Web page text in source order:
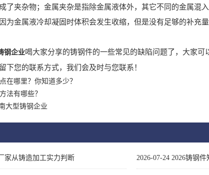
了夹杂物；金属夹杂是指除金属液体外，其它不同的金属混
为金属液冷却凝固时体积会发生收缩，但是没有足够的补充
钢企业喝大家分享的铸钢件的一些常见的缺陷问题了，大家
下您的联系方式，我们会及时与您联系！
在哪里？你知道多少？
法有哪些？
大型铸钢企业
家从铸造加工实力判断 2026-07-24 2026铸钢